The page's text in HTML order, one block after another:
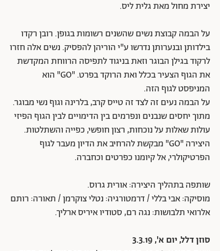
יצירת מחול מאת גלית ליס.
על הבמה קבוצת נשים שהשנים רשומות בגופן. רובן רקדו
בילדותן ובנערותן נדרשו ע"י הוריהן להפסיק. נשים אלה חזרו
לרקוד בגילן הבוגר וזאת בניגוד לתפיסה הרווחת המקדשת
את הגוף הצעיר בכלל ואת הרוקד בפרט. "GO" הוא
המניפסט לגוף הזה.
על הבמה נעים זה לצד זה טייס קרב, בלרינה וגוף נשי מבוגר.
מתוך יחסים שנבנים ונפרמים בין הדימויים לבין הגוף הפיזי
עולות שאלות על נוכחות, רצון חופשי, כפייה והשתלטות.
היצירה "GO" מבקשת להרחיב את הדיון מעבר לגוף
הפרטיקולרי, אל קיומנו כפרטים וכחברה.
שותפה בתהליך היצירה: אורית גרוס.
מוסיקה: אבי בללי / דרמטורגיה: נטלי צוקרמן / תאורה: רותם
אלרואי תלבושות: נגה רם, סטודיו איריס ארליך.
סוזן דלל, יום א', 3.3.19